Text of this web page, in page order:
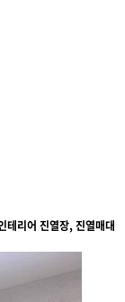
테리어 진열장, 진열매대